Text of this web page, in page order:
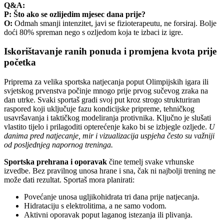
Q&A:
P: Što ako se ozlijedim mjesec dana prije?
O: Odmah smanji intenzitet, javi se fizioterapeutu, ne forsiraj. Bolje
doći 80% spreman nego s ozljedom koja te izbaci iz igre.
Iskorištavanje ranih ponuda i promjena kvota prije
početka
Priprema za velika sportska natjecanja poput Olimpijskih igara ili
svjetskog prvenstva počinje mnogo prije prvog sučevog zraka na
dan utrke. Svaki sportaš gradi svoj put kroz strogo strukturiran
raspored koji uključuje fazu kondicijske pripreme, tehničkog
usavršavanja i taktičkog modeliranja protivnika. Ključno je slušati
vlastito tijelo i prilagoditi opterećenje kako bi se izbjegle ozljede. U
danima pred natjecanje, mir i vizualizacija uspjeha često su važniji
od posljednjeg napornog treninga.
Sportska prehrana i oporavak čine temelj svake vrhunske
izvedbe. Bez pravilnog unosa hrane i sna, čak ni najbolji trening ne
može dati rezultat. Sportaš mora planirati:
Povećanje unosa ugljikohidrata tri dana prije natjecanja.
Hidrataciju s elektrolitima, a ne samo vodom.
Aktivni oporavak poput laganog istezanja ili plivanja.